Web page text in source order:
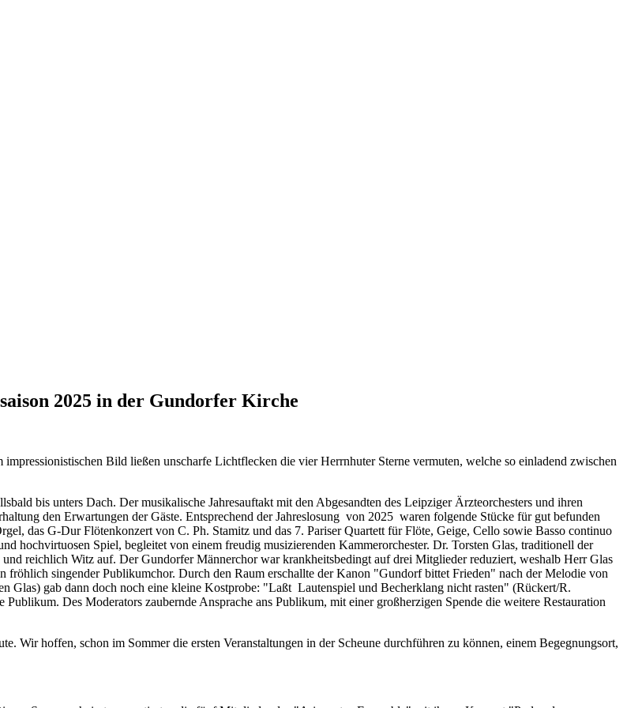
2025 in der Gundorfer Kirche
Bild ließen unscharfe Lichtflecken die vier Herrnhuter Sterne vermuten, welche so einladend zwischen
bis unters Dach. Der musikalische Jahresauftakt mit den Abgesandten des Leipziger Ärzteorchesters und ihren
den Erwartungen der Gäste. Entsprechend der Jahreslosung von 2025 waren folgende Stücke für gut befunden
das G-Dur Flötenkonzert von C. Ph. Stamitz und das 7. Pariser Quartett für Flöte, Geige, Cello sowie Basso continuo
hochvirtuosen Spiel, begleitet von einem freudig musizierenden Kammerorchester. Dr. Torsten Glas, traditionell der
reichlich Witz auf. Der Gundorfer Männerchor war krankheitsbedingt auf drei Mitglieder reduziert, weshalb Herr Glas
fröhlich singender Publikumchor. Durch den Raum erschallte der Kanon "Gundorf bittet Frieden" nach der Melodie von
Glas) gab dann doch noch eine kleine Kostprobe: "Laßt Lautenspiel und Becherklang nicht rasten" (Rückert/R.
Des Moderators zaubernde Ansprache ans Publikum, mit einer großherzigen Spende die weitere Restauration
Wir hoffen, schon im Sommer die ersten Veranstaltungen in der Scheune durchführen zu können, einem Begegnungsort,